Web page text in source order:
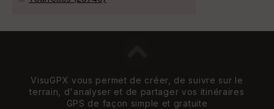
VisuGPX vous permet de créer, de suivre sur le
terrain, d'analyser et de partager vos itinéraires
GPS de façon simple et gratuite